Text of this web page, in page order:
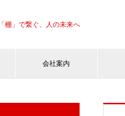
「棚」で繋ぐ、人の未来へ
会社案内